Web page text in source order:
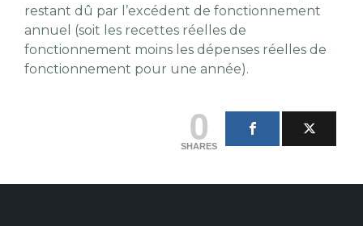
restant dû par l’excédent de fonctionnement
annuel (soit les recettes réelles de
fonctionnement moins les dépenses réelles de
fonctionnement pour une année).
0
SHARES